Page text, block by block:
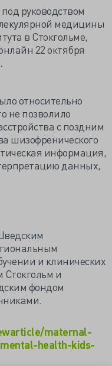
руководством
медицины
в Стокгольме,
22 октября
относительно
не позволило
с поздним
шизофренического
информация,
данных,
и клинических
Стокгольм и
фондом
maternal-
health-kids-